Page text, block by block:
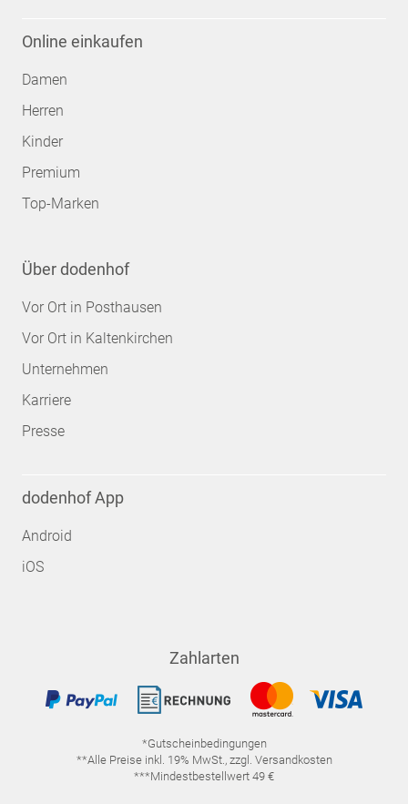
Online einkaufen
Damen
Herren
Kinder
Premium
Top-Marken
Über dodenhof
Vor Ort in Posthausen
Vor Ort in Kaltenkirchen
Unternehmen
Karriere
Presse
dodenhof App
Android
iOS
Zahlarten
*Gutscheinbedingungen
**Alle Preise inkl. 19% MwSt., zzgl. Versandkosten
***Mindestbestellwert 49 €